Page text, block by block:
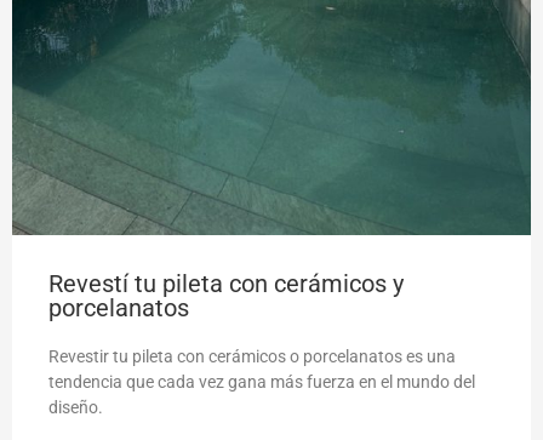
Revestí tu pileta con cerámicos y
porcelanatos
Revestir tu pileta con cerámicos o porcelanatos es una
tendencia que cada vez gana más fuerza en el mundo del
diseño.